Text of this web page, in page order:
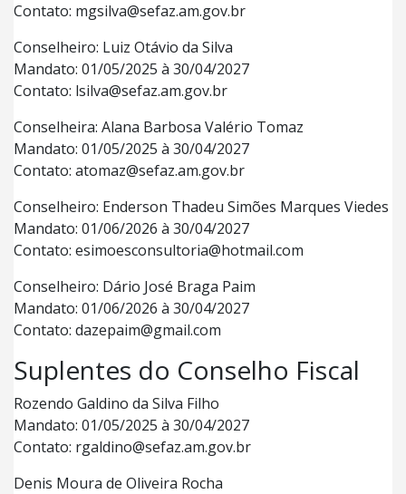
Contato: mgsilva@sefaz.am.gov.br
Conselheiro: Luiz Otávio da Silva
Mandato: 01/05/2025 à 30/04/2027
Contato: lsilva@sefaz.am.gov.br
Conselheira: Alana Barbosa Valério Tomaz
Mandato: 01/05/2025 à 30/04/2027
Contato: atomaz@sefaz.am.gov.br
Conselheiro: Enderson Thadeu Simões Marques Viedes
Mandato: 01/06/2026 à 30/04/2027
Contato: esimoesconsultoria@hotmail.com
Conselheiro: Dário José Braga Paim
Mandato: 01/06/2026 à 30/04/2027
Contato: dazepaim@gmail.com
Suplentes do Conselho Fiscal
Rozendo Galdino da Silva Filho
Mandato: 01/05/2025 à 30/04/2027
Contato: rgaldino@sefaz.am.gov.br
Denis Moura de Oliveira Rocha